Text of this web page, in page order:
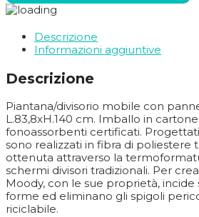
Descrizione
Informazioni aggiuntive
Descrizione
Piantana/divisorio mobile con
L.83,8xH.140 cm. Imballo in
fonoassorbenti certificati.
sono realizzati in fibra di
ottenuta attraverso la
schermi divisori tradizionali. Per
Moody, con le sue proprietà,
forme ed eliminano gli spigoli
riciclabile.